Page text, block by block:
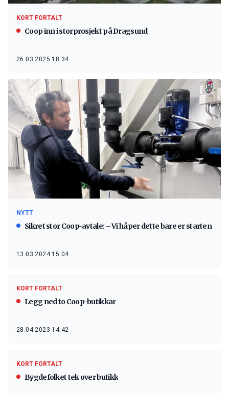
KORT FORTALT
Coop inn i storprosjekt på Dragsund
26.03.2025 18:34
NYTT
Sikret stor Coop-avtale: – Vi håper dette bare er starten
13.03.2024 15:04
KORT FORTALT
Legg ned to Coop-butikkar
28.04.2023 14:42
KORT FORTALT
Bygdefolket tek over butikk